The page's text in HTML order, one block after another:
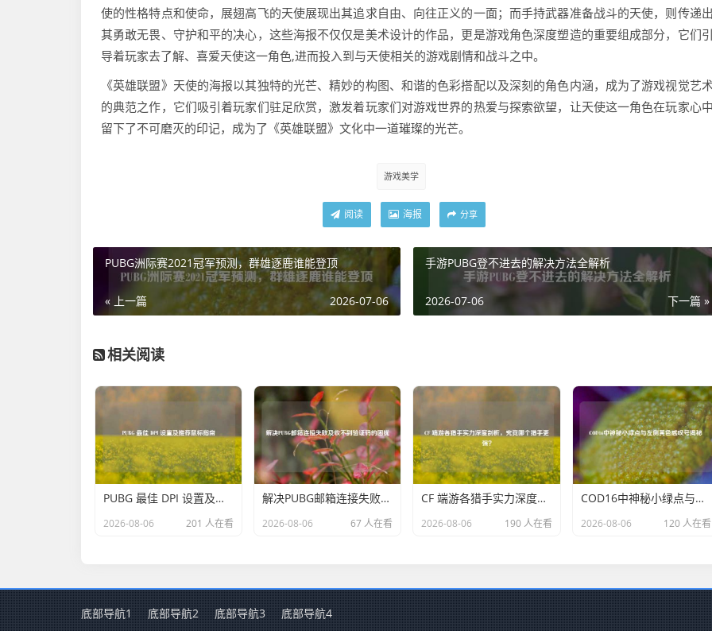
使的性格特点和使命，展翅高飞的天使展现出其追求自由、向往正义的一面；而手持武器准备战斗的天使，则传递出
其勇敢无畏、守护和平的决心，这些海报不仅仅是美术设计的作品，更是游戏角色深度塑造的重要组成部分，它们引
导着玩家去了解、喜爱天使这一角色,进而投入到与天使相关的游戏剧情和战斗之中。
《英雄联盟》天使的海报以其独特的光芒、精妙的构图、和谐的色彩搭配以及深刻的角色内涵，成为了游戏视觉艺
的典范之作，它们吸引着玩家们驻足欣赏，激发着玩家们对游戏世界的热爱与探索欲望，让天使这一角色在玩家心中
留下了不可磨灭的印记，成为了《英雄联盟》文化中一道璀璨的光芒。
游戏美学
阅读 海报 分享
PUBG洲际赛2021冠军预测，群雄逐鹿谁能登顶
« 上一篇 2026-07-06
手游PUBG登不进去的解决方法全解析
下一篇 »
2026-07-06
相关阅读
PUBG 最佳 DPI 设置及推荐鼠标指南
2026-08-06 201 人在看
解决PUBG邮箱连接失败及收不到验证码的困扰
2026-08-06 67 人在看
CF 端游各猎手实力深度剖析，究竟哪个猎手更强？
2026-08-06 190 人在看
COD16中神秘小绿点与左侧黄色感叹号揭秘
2026-08-06 120 人在看
底部导航1 底部导航2 底部导航3 底部导航4